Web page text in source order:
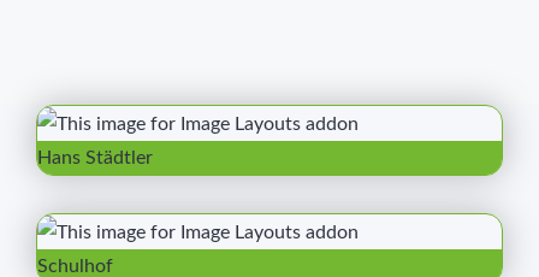
Hans Städtler
Schulhof